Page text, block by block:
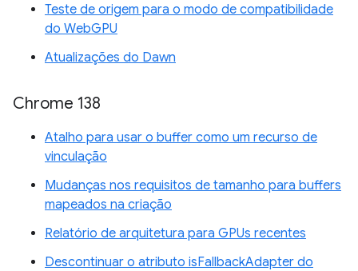
Teste de origem para o modo de compatibilidade
do WebGPU
Atualizações do Dawn
Chrome 138
Atalho para usar o buffer como um recurso de
vinculação
Mudanças nos requisitos de tamanho para buffers
mapeados na criação
Relatório de arquitetura para GPUs recentes
Descontinuar o atributo isFallbackAdapter do